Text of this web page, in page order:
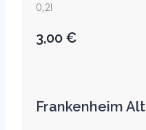
0,2l
3,00 €
Frankenheim Alt